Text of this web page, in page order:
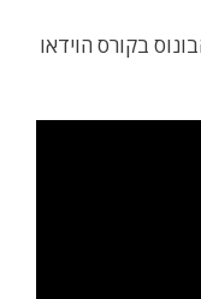
בקורס הוידאו